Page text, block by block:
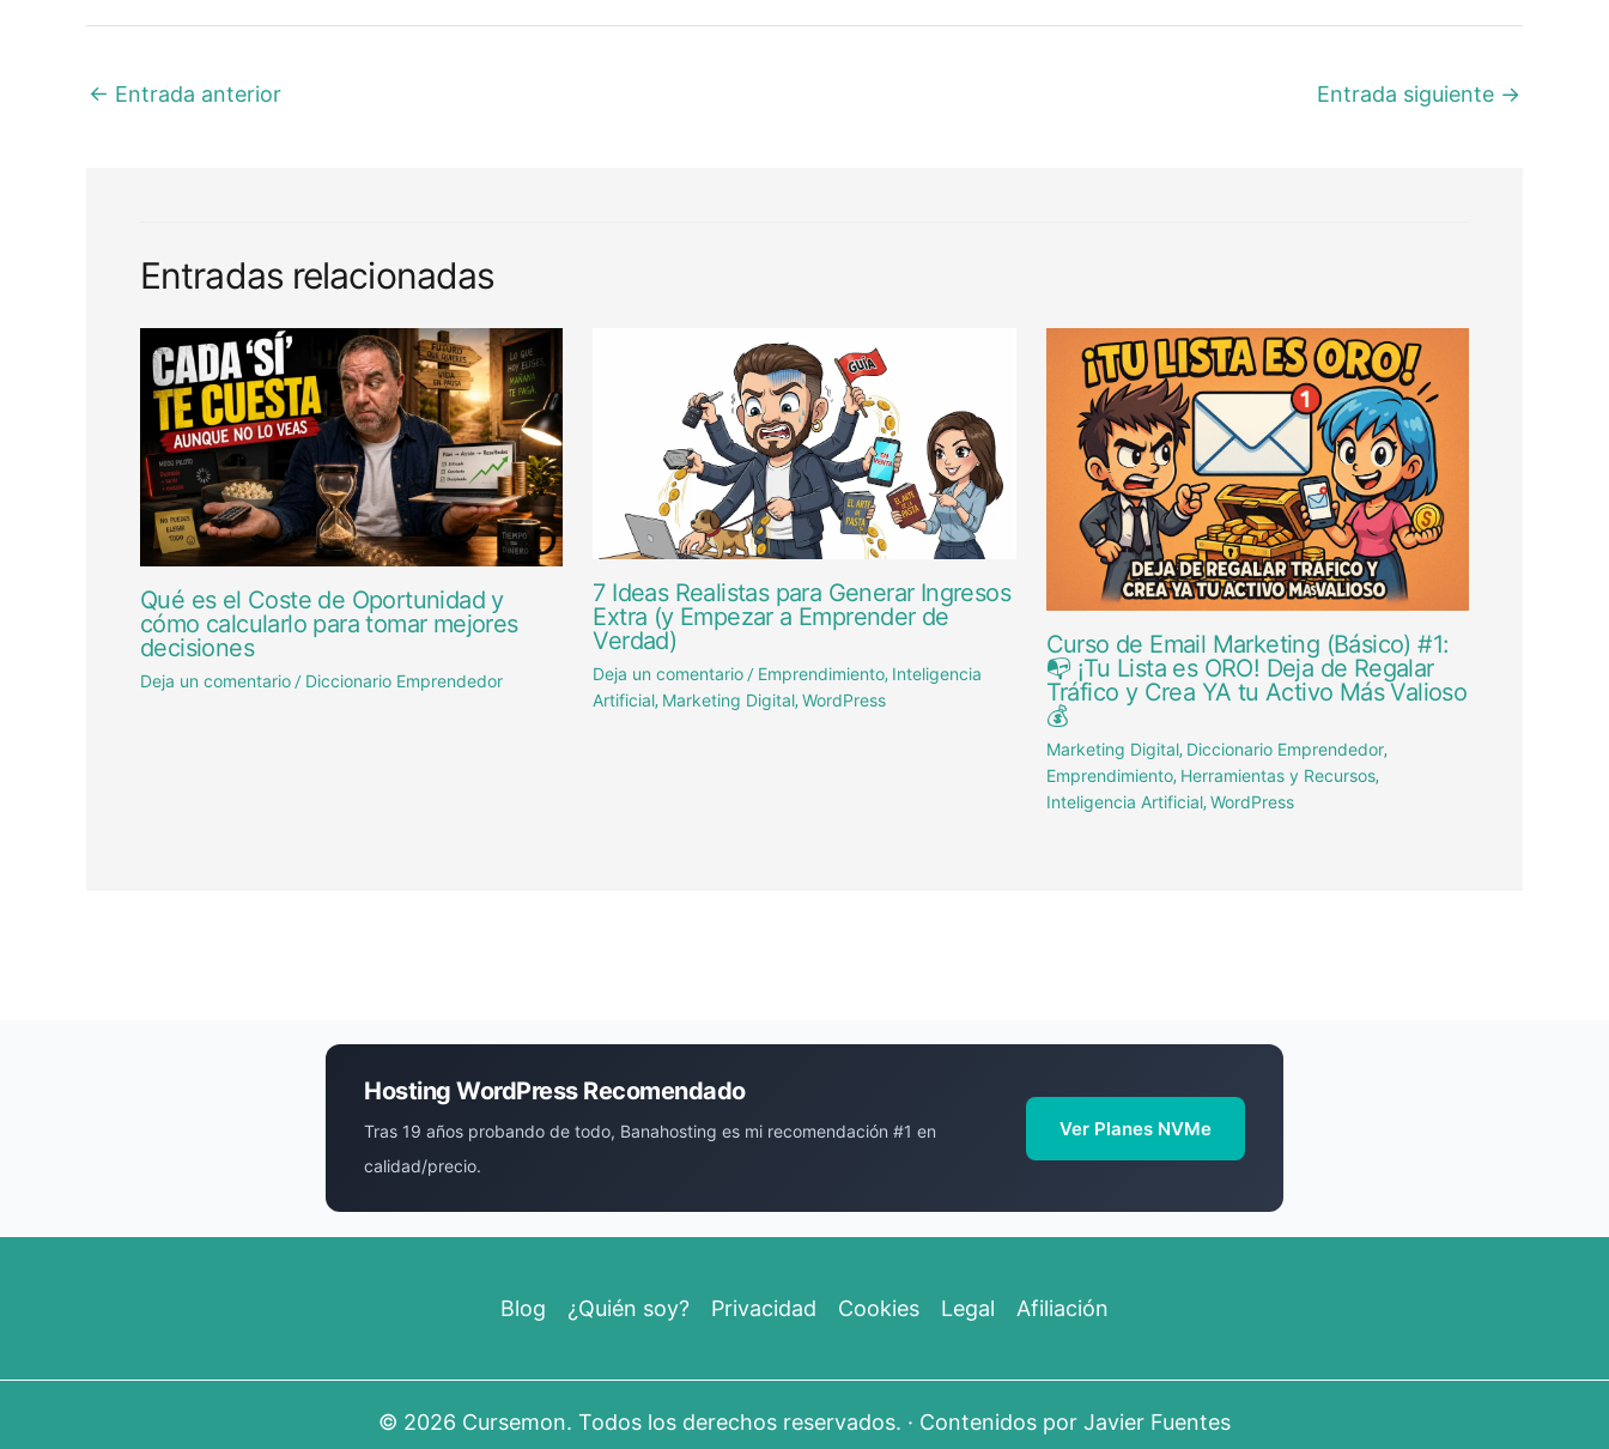
← Entrada anterior Entrada siguiente →
Entradas relacionadas
Qué es el Coste de Oportunidad y
cómo calcularlo para tomar mejores
decisiones
Deja un comentario/ Diccionario Emprendedor
7 Ideas Realistas para Generar Ingresos
Extra (y Empezar a Emprender de
Verdad)
Deja un comentario / Emprendimiento, Inteligencia
Artificial, Marketing Digital,WordPress
Curso de Email Marketing (Básico) #1:
📭 ¡Tu Lista es ORO! Deja de Regalar
Tráfico y Crea YA tu Activo Más Valioso
💰
Marketing Digital, Diccionario Emprendedor,
Emprendimiento, Herramientas y Recursos,
Inteligencia Artificial, WordPress
Hosting WordPress Recomendado
Tras 19 años probando de todo, Banahosting es mi recomendación #1 en
calidad/precio.
Ver Planes NVMe
Blog ¿Quién soy? Privacidad Cookies Legal Afiliación
© 2026 Cursemon. Todos los derechos reservados. · Contenidos por Javier Fuentes